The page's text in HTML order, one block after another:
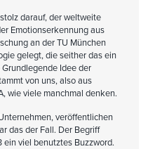
darauf, der weltweite
Emotionserkennung aus
an der TU München
gelegt, die seither das ein
Idee der
von uns, also aus
wie viele manchmal denken.
veröffentlichen
das der Fall. Der Begriff
ein viel benutztes Buzzword.